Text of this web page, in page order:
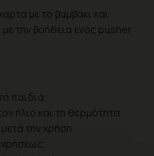
με το βαμβάκι και
την βοήθεια ενός pusher
παιδιά
ήλιο και τη θερμότητα
την χρήση
χρήσεως